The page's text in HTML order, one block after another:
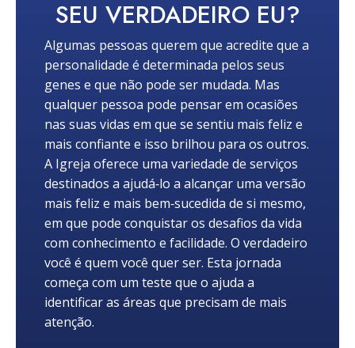
SEU VERDADEIRO EU?
Algumas pessoas querem que acredite que a
personalidade é determinada pelos seus
genes e que não pode ser mudada. Mas
qualquer pessoa pode pensar em ocasiões
nas suas vidas em que se sentiu mais feliz e
mais confiante e isso brilhou para os outros.
A Igreja oferece uma variedade de serviços
destinados a ajudá‑lo a alcançar uma versão
mais feliz e mais bem‑sucedida de si mesmo,
em que pode conquistar os desafios da vida
com conhecimento e facilidade. O verdadeiro
você é quem você quer ser. Esta jornada
começa com um teste que o ajuda a
identificar as áreas que precisam de mais
atenção.